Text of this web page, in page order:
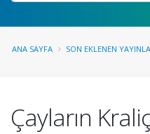
ANA SAYFA SON EKLENEN
Çayların